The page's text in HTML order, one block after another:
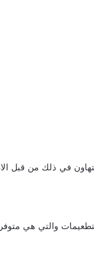
في ذلك من قبل